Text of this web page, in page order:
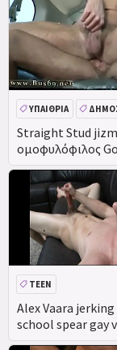
Straight Stud
ομοφυλόφιλος
κώλο να γαμήσω
BaitBus
ΥΠΑΊΘΡΙΑ
Alex Vaara
school spear gay
TEEN